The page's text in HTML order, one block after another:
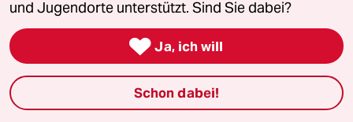
anwendet (Vorbuchung als Sparpreis oder zwei
getrennte Fahrkarten für Deutschland und in
Österreich bei Nutzung von Nahverkehrszügen).
Aber wer will schon einen Tagestrip
monatelang vorher festlegen, um einen fairen
Ticketpreis zu bekommen?
und Jugendorte unterstützt. Sind Sie dabei?
 Ja, ich will
Schon dabei!